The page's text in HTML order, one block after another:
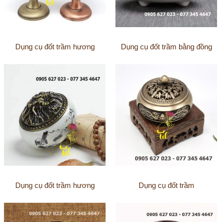
Dụng cụ đốt trầm hương Dụng cụ đốt trầm bằng đồng
Dụng cụ đốt trầm hương Dụng cụ đốt trầm